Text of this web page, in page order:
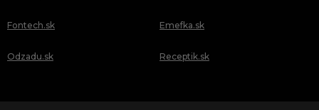
Fontech.sk
Odzadu.sk
Emefka.sk
Receptik.sk